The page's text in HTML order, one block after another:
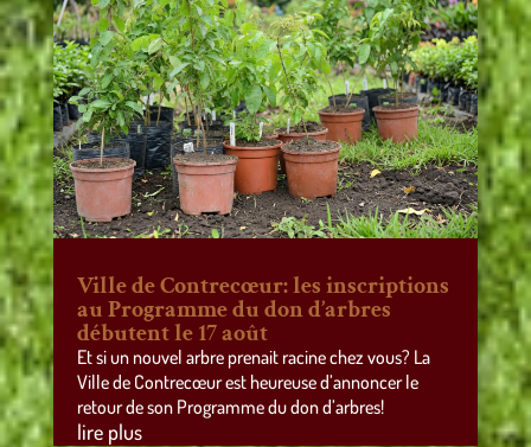
Ville de Contrecœur: les inscriptions
au Programme du don d’arbres
débutent le 17 août
Et si un nouvel arbre prenait racine chez vous? La
Ville de Contrecœur est heureuse d’annoncer le
retour de son Programme du don d’arbres!
lire plus